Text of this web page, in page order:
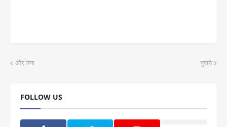
और नया पुराने
FOLLOW US